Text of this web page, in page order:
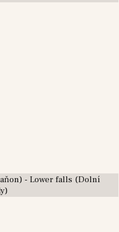
- Lower falls (Dolní